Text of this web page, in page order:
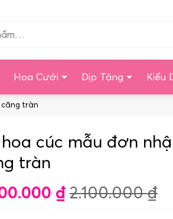
Hoa Cưới Dịp Tặng Kiểu
tràn
cúc mẫu đơn
tràn
₫ 2.100.000₫